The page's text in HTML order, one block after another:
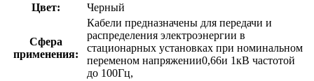
Цвет:
Черный
Сфера
применения:
Кабели предназначены для передачи и
распределения электроэнергии в
стационарных установках при номинальном
переменом напряжении0,66и 1кВ частотой
до 100Гц,